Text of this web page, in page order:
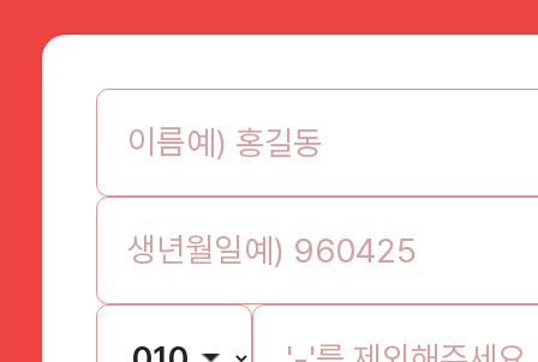
이름
생년월일